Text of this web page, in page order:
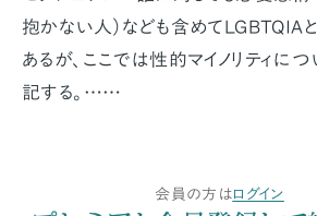
抱かない人）なども含めてLGBTQIAと
あるが、ここでは性的マイノリティに
記する。……
会員の方はログイン